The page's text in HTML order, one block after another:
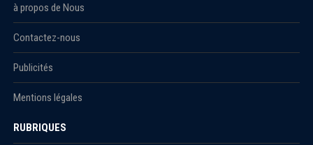
à propos de Nous
Contactez-nous
Publicités
Mentions légales
RUBRIQUES